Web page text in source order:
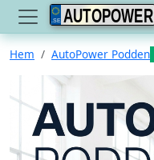
AUTOPOWER
Hem AutoPower Podden